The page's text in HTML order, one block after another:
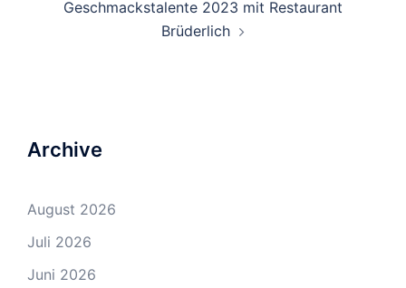
Geschmackstalente 2023 mit Restaurant
Brüderlich
Archive
August 2026
Juli 2026
Juni 2026